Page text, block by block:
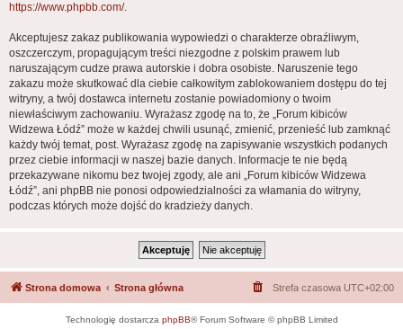
https://www.phpbb.com/.
Akceptujesz zakaz publikowania wypowiedzi o charakterze obraźliwym,
oszczerczym, propagującym treści niezgodne z polskim prawem lub
naruszającym cudze prawa autorskie i dobra osobiste. Naruszenie tego
zakazu może skutkować dla ciebie całkowitym zablokowaniem dostępu do tej
witryny, a twój dostawca internetu zostanie powiadomiony o twoim
niewłaściwym zachowaniu. Wyrażasz zgodę na to, że „Forum kibiców
Widzewa Łódź” może w każdej chwili usunąć, zmienić, przenieść lub zamknąć
każdy twój temat, post. Wyrażasz zgodę na zapisywanie wszystkich podanych
przez ciebie informacji w naszej bazie danych. Informacje te nie będą
przekazywane nikomu bez twojej zgody, ale ani „Forum kibiców Widzewa
Łódź”, ani phpBB nie ponosi odpowiedzialności za włamania do witryny,
podczas których może dojść do kradzieży danych.
Strona domowa Strona główna Strefa czasowa UTC+02:00
Technologię dostarcza phpBB® Forum Software © phpBB Limited